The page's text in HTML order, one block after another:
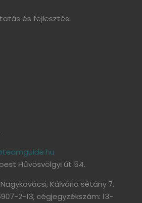
és fejlesztés
Hűvösvölgyi út 54.
Kálvária sétány 7.
2-13, cégjegyzékszám: 13-